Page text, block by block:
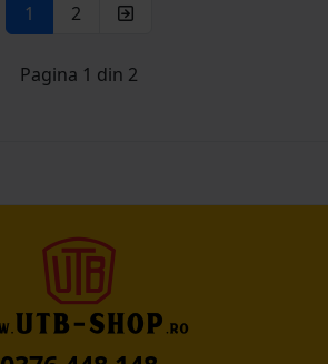
1 2
Pagina 1 din 2